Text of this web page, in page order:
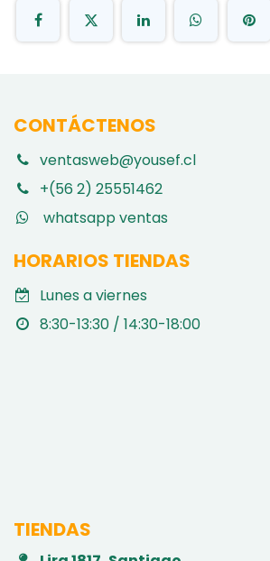
CONTÁCTENOS
ventasweb@yousef.cl
+(56 2) 25551462
whatsapp ventas
HORARIOS TIENDAS
Lunes a viernes
8:30-13:30 / 14:30-18:00
TIENDAS